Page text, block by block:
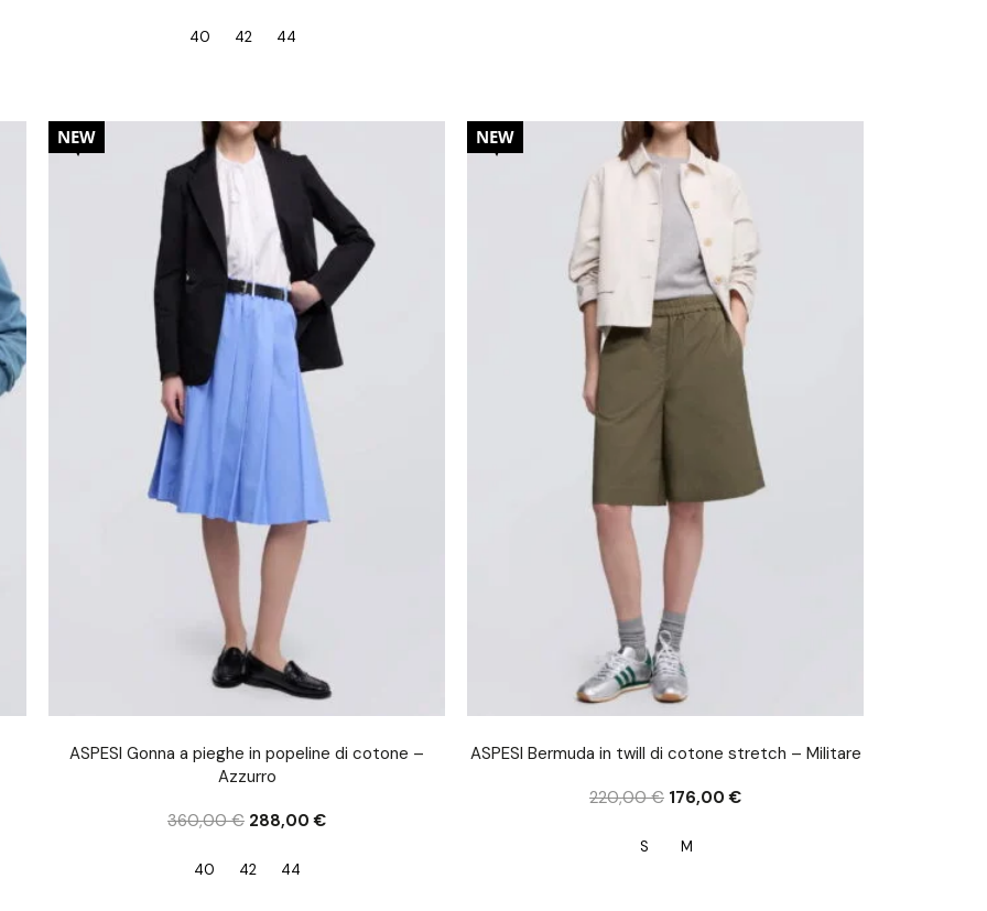
40 42 44
20%
NEW
ASPESI Gonna a pieghe in popeline di cotone –
Azzurro
360,00€ 288,00€
40 42 44
20%
NEW
ASPESI Bermuda in twill di cotone stretch – Militare
220,00€ 176,00€
S M